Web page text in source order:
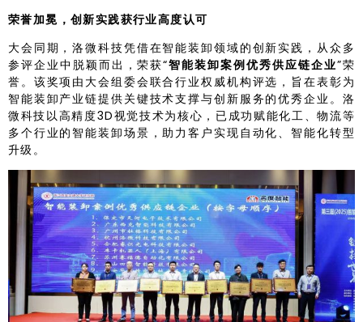
荣誉加冕，创新实践获行业高度认可
大会同期，洛微科技凭借在智能装卸领域的创新实践，从众多
参评企业中脱颖而出，荣获“智能装卸案例优秀供应链企业”荣
誉。该奖项由大会组委会联合行业权威机构评选，旨在表彰为
智能装卸产业链提供关键技术支撑与创新服务的优秀企业。洛
微科技以高精度3D视觉技术为核心，已成功赋能化工、物流等
多个行业的智能装卸场景，助力客户实现自动化、智能化转型
升级。